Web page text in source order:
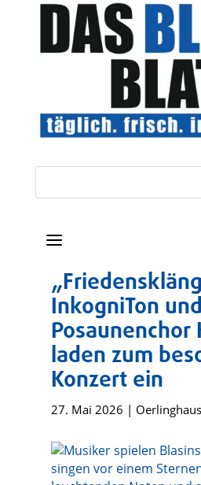
a
InkogniTon und
Posaunenchor
laden zum
Konzert ein
27. Mai 2026 |